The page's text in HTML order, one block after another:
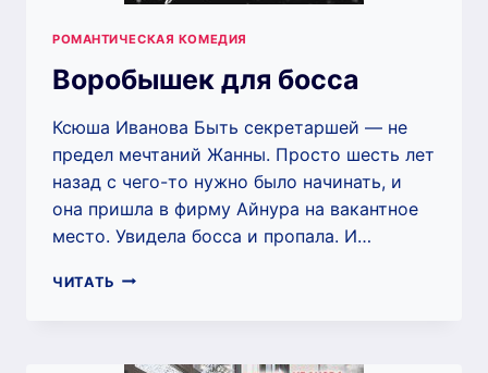
РОМАНТИЧЕСКАЯ КОМЕДИЯ
Воробышек для босса
Ксюша Иванова Быть секретаршей — не
предел мечтаний Жанны. Просто шесть лет
назад с чего-то нужно было начинать, и
она пришла в фирму Айнура на вакантное
место. Увидела босса и пропала. И…
ЧИТАТЬ ВОРОБЫШЕК